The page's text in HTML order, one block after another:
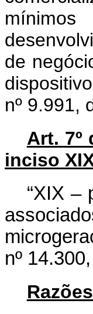
de
nº 9.991,
Art. 7º
inciso
“XIX –
nº